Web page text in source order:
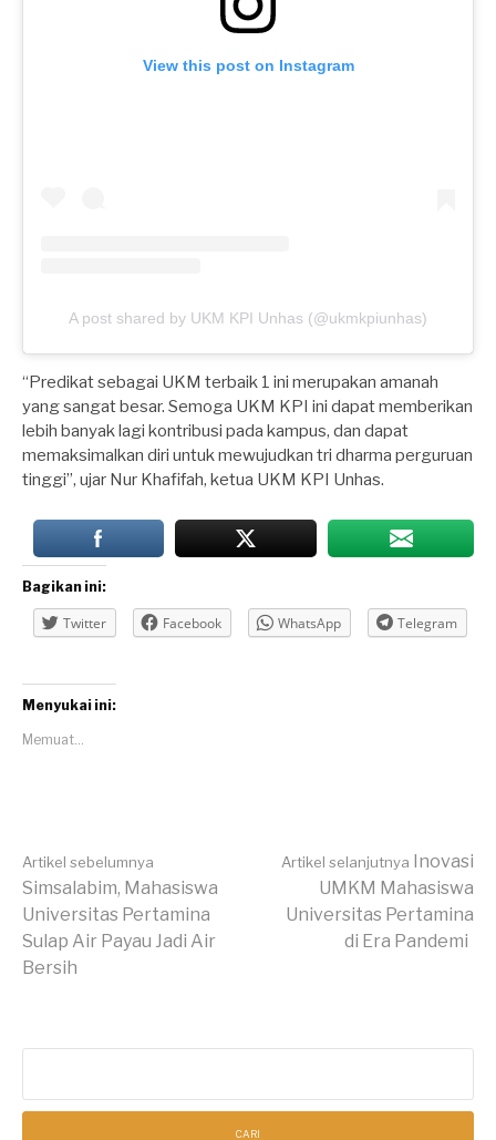
View this post on Instagram
A post shared by UKM KPI Unhas (@ukmkpiunhas)
“Predikat sebagai UKM terbaik 1 ini merupakan amanah
yang sangat besar. Semoga UKM KPI ini dapat memberikan
lebih banyak lagi kontribusi pada kampus, dan dapat
memaksimalkan diri untuk mewujudkan tri dharma perguruan
tinggi”, ujar Nur Khafifah, ketua UKM KPI Unhas.
Bagikan ini:
Twitter Facebook WhatsApp Telegram
Menyukai ini:
Memuat...
Lanjut
Membaca
Artikel sebelumnya
Simsalabim, Mahasiswa
Universitas Pertamina
Sulap Air Payau Jadi Air
Bersih
Artikel selanjutnya Inovasi
UMKM Mahasiswa
Universitas Pertamina
di Era Pandemi